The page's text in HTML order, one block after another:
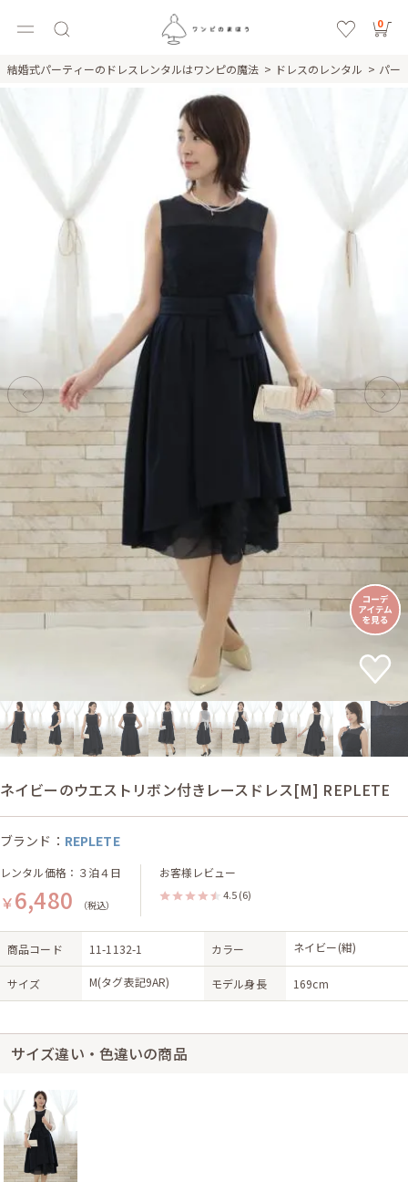
0
結婚式パーティーのドレスレンタルはワンピの魔法 ドレスのレンタル パー
ネイビーのウエストリボン付きレースドレス[M] REPLETE
ブランド： REPLETE
レンタル価格：３泊４日
￥6,480 （税込）
お客様レビュー
4.5 (6)
商品コード 11-1132-1 カラー ネイビー(紺)
サイズ M(タグ表記9AR) モデル身長 169cm
サイズ違い・色違いの商品